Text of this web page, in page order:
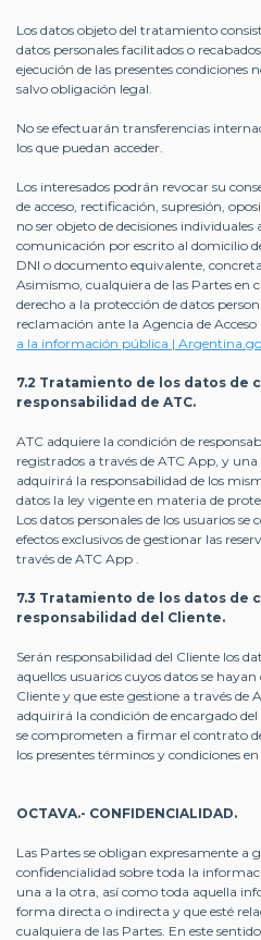
Los datos objeto del tratamiento
datos personales facilitados o
ejecución de las presentes condiciones
salvo obligación legal.
No se efectuarán transferencias
los que puedan acceder.
Los interesados podrán revocar su
de acceso, rectificación, supresión,
no ser objeto de decisiones
comunicación por escrito al domicilio
DNI o documento equivalente,
Asimismo, cualquiera de las Partes en
derecho a la protección de datos
reclamación ante la Agencia de
a la información pública |
7.2 Tratamiento de los datos de
responsabilidad de ATC.
ATC adquiere la condición de
registrados a través de ATC App, y
adquirirá la responsabilidad de los
datos la ley vigente en materia de
Los datos personales de los usuarios
efectos exclusivos de gestionar las
través de ATC App .
7.3 Tratamiento de los datos de
responsabilidad del Cliente.
Serán responsabilidad del Cliente los
aquellos usuarios cuyos datos se
Cliente y que este gestione a través de
adquirirá la condición de encargado
se comprometen a firmar el contrato
los presentes términos y condiciones en
OCTAVA.- CONFIDENCIALIDAD.
Las Partes se obligan expresamente a
confidencialidad sobre toda la
una a la otra, así como toda aquella
forma directa o indirecta y que esté
cualquiera de las Partes. En este